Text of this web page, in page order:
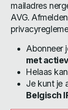
mailadres
AVG.
Abonneer
met
Helaas
Je kunt je
Belgisch